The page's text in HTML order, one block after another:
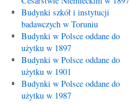
Budynki szkół i instytucji
badawczych w Toruniu
Budynki w Polsce oddane do
użytku w 1897
Budynki w Polsce oddane do
użytku w 1901
Budynki w Polsce oddane do
użytku w 1987